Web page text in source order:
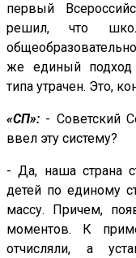
первый
решил, что
же единый подход
типа утрачен. Это,
«СП»: - Советский
ввел эту систему?
- Да, наша страна
детей по единому
массу. Причем,
моментов. К
отчисляли, а